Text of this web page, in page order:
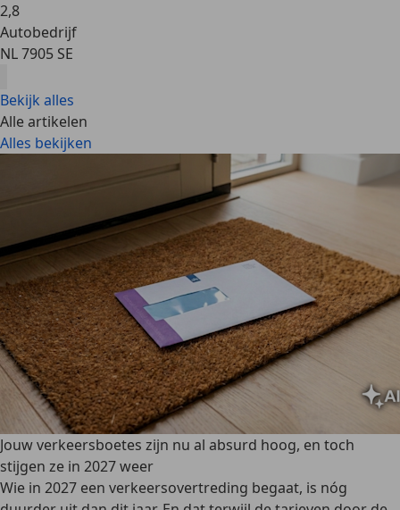
2,8
Autobedrijf
NL 7905 SE
Bekijk alles
Alle artikelen
Alles bekijken
Jouw verkeersboetes zijn nu al absurd hoog, en toch
stijgen ze in 2027 weer
Wie in 2027 een verkeersovertreding begaat, is nóg